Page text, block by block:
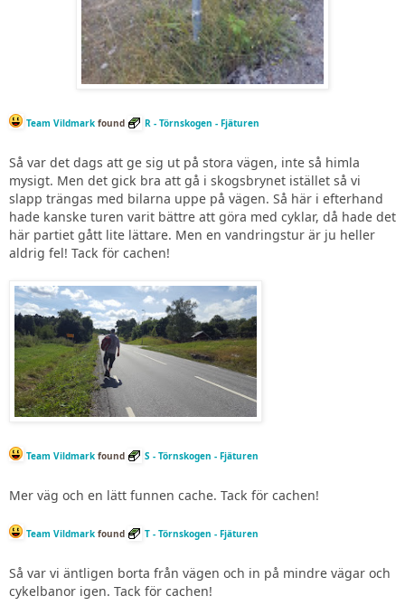
Team Vildmark found R - Törnskogen - Fjäturen
Så var det dags att ge sig ut på stora vägen, inte så himla
mysigt. Men det gick bra att gå i skogsbrynet istället så vi
slapp trängas med bilarna uppe på vägen. Så här i efterhand
hade kanske turen varit bättre att göra med cyklar, då hade det
här partiet gått lite lättare. Men en vandringstur är ju heller
aldrig fel! Tack för cachen!
Team Vildmark found S - Törnskogen - Fjäturen
Mer väg och en lätt funnen cache. Tack för cachen!
Team Vildmark found T - Törnskogen - Fjäturen
Så var vi äntligen borta från vägen och in på mindre vägar och
cykelbanor igen. Tack för cachen!